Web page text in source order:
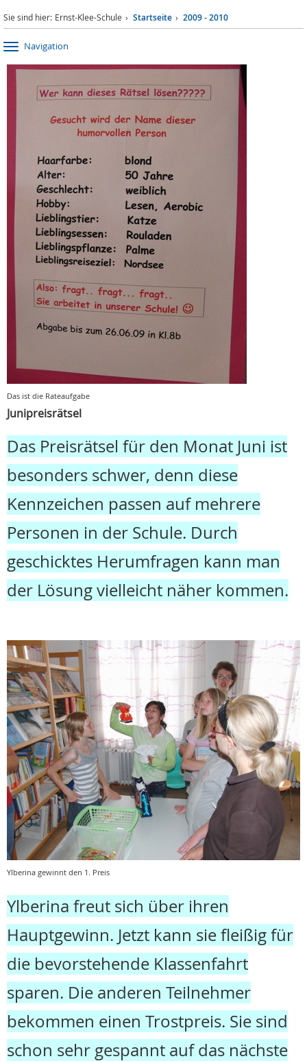
Sie sind hier: Ernst-Klee-Schule Startseite 2009 - 2010
Navigation
Das ist die Rateaufgabe
Junipreisrätsel
Das Preisrätsel für den Monat Juni ist
besonders schwer, denn diese
Kennzeichen passen auf mehrere
Personen in der Schule. Durch
geschicktes Herumfragen kann man
der Lösung vielleicht näher kommen.
Ylberina gewinnt den 1. Preis
Ylberina freut sich über ihren
Hauptgewinn. Jetzt kann sie fleißig für
die bevorstehende Klassenfahrt
sparen. Die anderen Teilnehmer
bekommen einen Trostpreis. Sie sind
schon sehr gespannt auf das nächste